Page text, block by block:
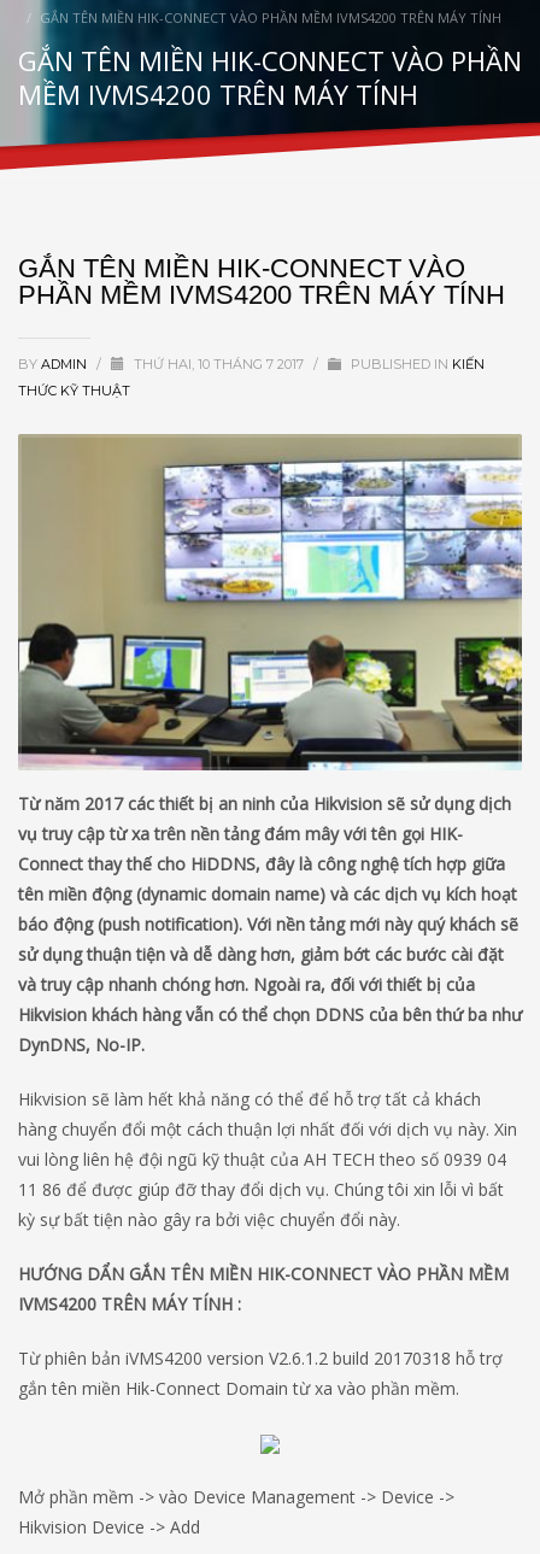
GẮN TÊN MIỀN HIK-CONNECT VÀO PHẦN MỀM IVMS4200 TRÊN MÁY TÍNH
GẮN TÊN MIỀN HIK-CONNECT VÀO PHẦN
MỀM IVMS4200 TRÊN MÁY TÍNH
GẮN TÊN MIỀN HIK-CONNECT VÀO
PHẦN MỀM IVMS4200 TRÊN MÁY TÍNH
BY ADMIN / THỨ HAI, 10 THÁNG 7 2017 / PUBLISHED IN KIẾN
THỨC KỸ THUẬT
Từ năm 2017 các thiết bị an ninh của Hikvision sẽ sử dụng dịch
vụ truy cập từ xa trên nền tảng đám mây với tên gọi HIK-
Connect thay thế cho HiDDNS, đây là công nghệ tích hợp giữa
tên miền động (dynamic domain name) và các dịch vụ kích hoạt
báo động (push notification). Với nền tảng mới này quý khách sẽ
sử dụng thuận tiện và dễ dàng hơn, giảm bớt các bước cài đặt
và truy cập nhanh chóng hơn. Ngoài ra, đối với thiết bị của
Hikvision khách hàng vẫn có thể chọn DDNS của bên thứ ba như
DynDNS, No-IP.
Hikvision sẽ làm hết khả năng có thể để hỗ trợ tất cả khách
hàng chuyển đổi một cách thuận lợi nhất đối với dịch vụ này. Xin
vui lòng liên hệ đội ngũ kỹ thuật của AH TECH theo số 0939 04
11 86 để được giúp đỡ thay đổi dịch vụ. Chúng tôi xin lỗi vì bất
kỳ sự bất tiện nào gây ra bởi việc chuyển đổi này.
HƯỚNG DẨN GẮN TÊN MIỀN HIK-CONNECT VÀO PHẦN MỀM
IVMS4200 TRÊN MÁY TÍNH :
Từ phiên bản iVMS4200 version V2.6.1.2 build 20170318 hỗ trợ
gắn tên miền Hik-Connect Domain từ xa vào phần mềm.
Mở phần mềm -> vào Device Management -> Device ->
Hikvision Device -> Add